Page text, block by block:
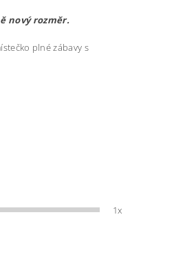
nový rozměr.
plné zábavy s
1x